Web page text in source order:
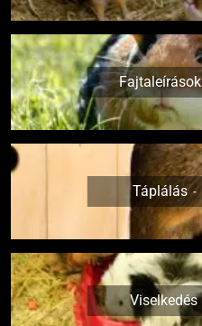
Fajtaleírások
Táplálás
Viselkedés